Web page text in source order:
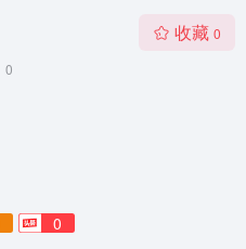
0
收藏 0
0